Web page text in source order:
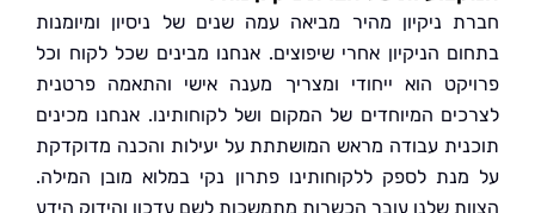
ניקיון מהיר מביאה עמה שנים של ניסיון ומיומנות
הניקיון אחרי שיפוצים. אנחנו מבינים שכל לקוח וכל
הוא ייחודי ומצריך מענה אישי והתאמה פרטנית
המיוחדים של המקום ושל לקוחותינו. אנחנו מכינים
עבודה מראש המושתתת על יעילות והכנה מדוקדקת
לספק ללקוחותינו פתרון נקי במלוא מובן המילה.
שלנו עובר הכשרות מתמשכות לשם עדכון והידוק הידע